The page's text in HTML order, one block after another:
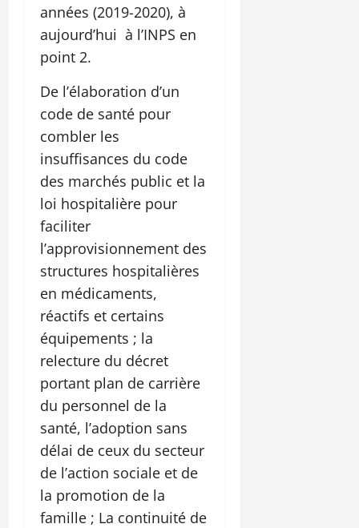
années (2019-2020), à
aujourd’hui à l’INPS en
point 2.
De l’élaboration d’un
code de santé pour
combler les
insuffisances du code
des marchés public et la
loi hospitalière pour
faciliter
l’approvisionnement des
structures hospitalières
en médicaments,
réactifs et certains
équipements ; la
relecture du décret
portant plan de carrière
du personnel de la
santé, l’adoption sans
délai de ceux du secteur
de l’action sociale et de
la promotion de la
famille ; La continuité de